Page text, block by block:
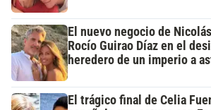
El nuevo negocio de
Rocío Guirao Díaz en el
heredero de un imperio a
El trágico final de Celia